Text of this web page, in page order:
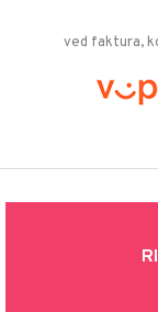
ved faktura,